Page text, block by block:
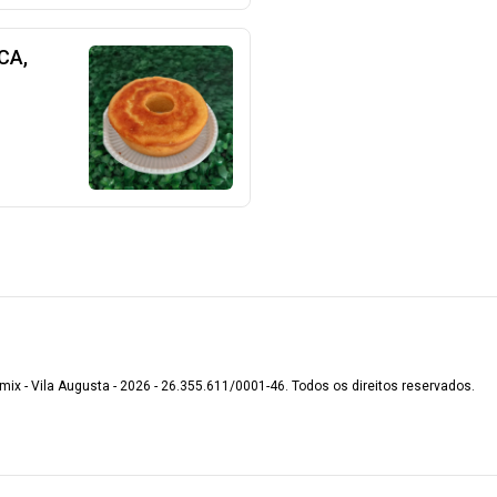
- Vila Augusta - 2026 - 26.355.611/0001-46. Todos os direitos reservados.